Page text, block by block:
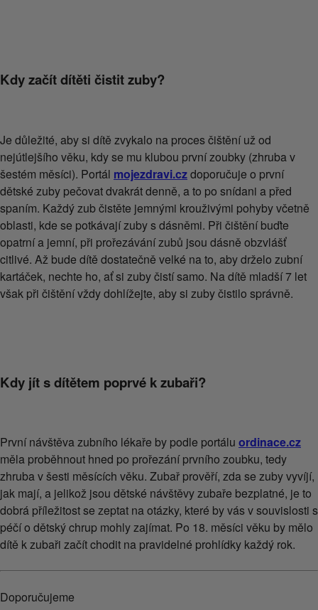
Kdy začít dítěti čistit zuby?
Je důležité, aby si dítě zvykalo na proces čištění už od
nejútlejšího věku, kdy se mu klubou první zoubky (zhruba v
šestém měsíci). Portál mojezdravi.czdoporučuje o první
dětské zuby pečovat dvakrát denně, a to po snídani a před
spaním. Každý zub čistěte jemnými krouživými pohyby včetně
oblasti, kde se potkávají zuby s dásněmi. Při čištění buďte
opatrní a jemní, při prořezávání zubů jsou dásně obzvlášť
citlivé. Až bude dítě dostatečně velké na to, aby drželo zubní
kartáček, nechte ho, ať si zuby čistí samo. Na dítě mladší 7 let
však při čištění vždy dohlížejte, aby si zuby čistilo správně.
Kdy jít s dítětem poprvé k zubaři?
První návštěva zubního lékaře by podle portálu ordinace.cz
měla proběhnout hned po prořezání prvního zoubku, tedy
zhruba v šesti měsících věku. Zubař prověří, zda se zuby vyvíjí,
jak mají, a jelikož jsou dětské návštěvy zubaře bezplatné, je to
dobrá příležitost se zeptat na otázky, které by vás v souvislosti s
péčí o dětský chrup mohly zajímat. Po 18. měsíci věku by mělo
dítě k zubaři začít chodit na pravidelné prohlídky každý rok.
Doporučujeme